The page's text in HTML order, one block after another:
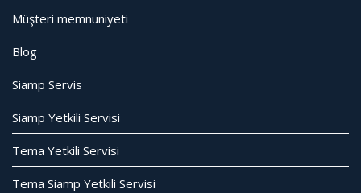
Müşteri memnuniyeti
Blog
Siamp Servis
Siamp Yetkili Servisi
Tema Yetkili Servisi
Tema Siamp Yetkili Servisi